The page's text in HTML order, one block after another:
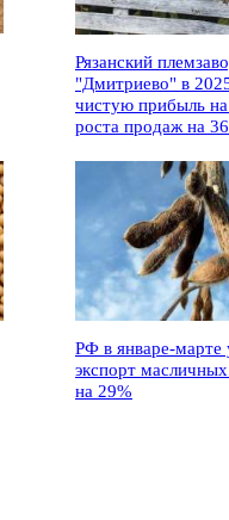
Рязанский
"Дмитриево" в
чистую прибыль
роста продаж на
РФ в январе-марте
экспорт масличных
на 29%